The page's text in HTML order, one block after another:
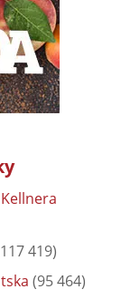
419)
(95 464)